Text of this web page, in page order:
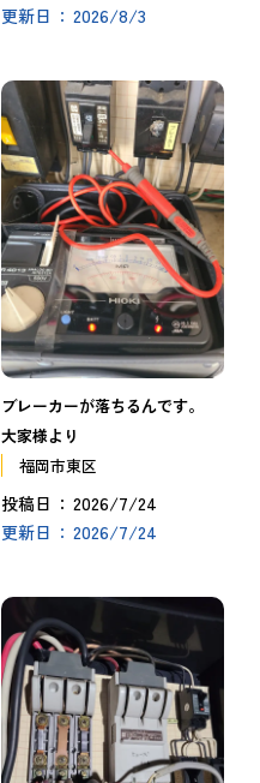
更新日 2026/8/3
ブレーカーが落ちるんです。
大家様より
福岡市東区
投稿日 2026/7/24
更新日 2026/7/24